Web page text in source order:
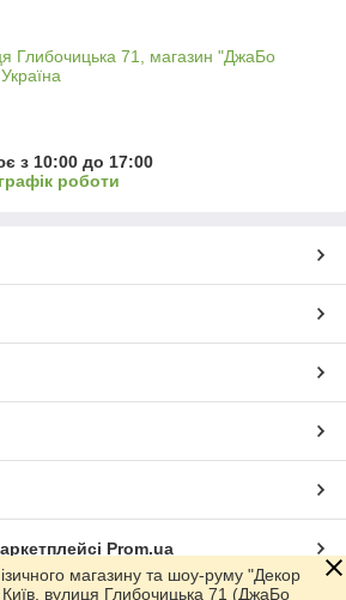
Глибочицька 71, магазин "ДжаБо
з 10:00 до 17:00
роботи
Prom.ua
магазину та шоу-руму "Декор
Київ, вулиця Глибочицька 71 (ДжаБо